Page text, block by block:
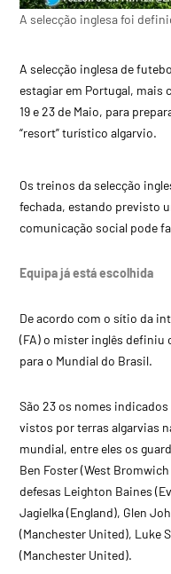
A selecção inglesa foi
A selecção inglesa de
estagiar em Portugal, mais
19 e 23 de Maio, para
“resort” turístico algarvio.
Os treinos da selecção
fechada, estando previsto
comunicação social pode
Equipa já está escolhida
De acordo com o sítio da
(FA) o mister inglês definiu
para o Mundial do Brasil.
São 23 os nomes
vistos por terras algarvias
mundial, entre eles os
Ben Foster (West
defesas Leighton Baines
Jagielka (England), Glen
(Manchester United), Luke
(Manchester United).